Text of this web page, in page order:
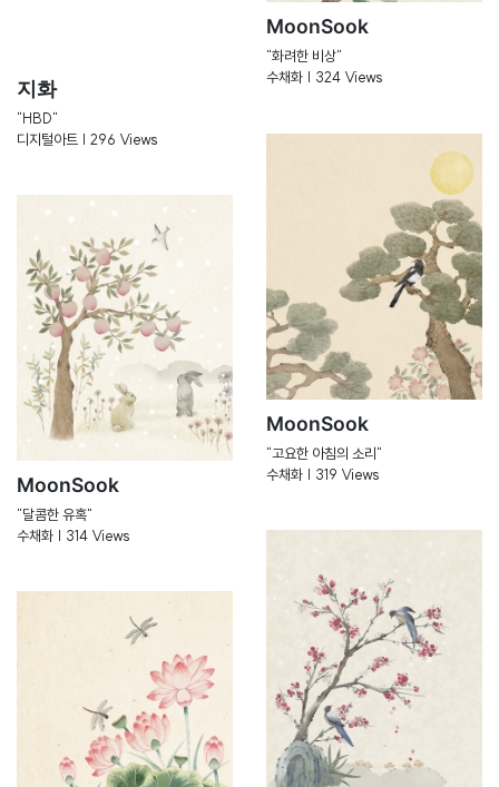
지화
"HBD"
디지털아트 | 296 Views
MoonSook
"화려한 비상"
수채화 | 324 Views
MoonSook
"달콤한 유혹"
수채화 | 314 Views
MoonSook
"고요한 아침의 소리"
수채화 | 319 Views